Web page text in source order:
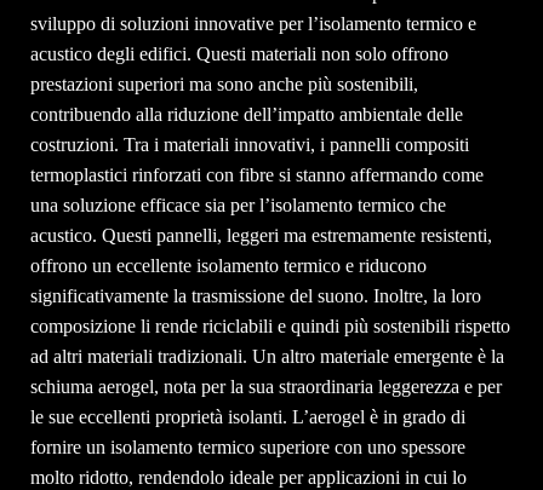
sviluppo di soluzioni innovative per l’isolamento termico e
acustico degli edifici. Questi materiali non solo offrono
prestazioni superiori ma sono anche più sostenibili,
contribuendo alla riduzione dell’impatto ambientale delle
costruzioni. Tra i materiali innovativi, i pannelli compositi
termoplastici rinforzati con fibre si stanno affermando come
una soluzione efficace sia per l’isolamento termico che
acustico. Questi pannelli, leggeri ma estremamente resistenti,
offrono un eccellente isolamento termico e riducono
significativamente la trasmissione del suono. Inoltre, la loro
composizione li rende riciclabili e quindi più sostenibili rispetto
ad altri materiali tradizionali. Un altro materiale emergente è la
schiuma aerogel, nota per la sua straordinaria leggerezza e per
le sue eccellenti proprietà isolanti. L’aerogel è in grado di
fornire un isolamento termico superiore con uno spessore
molto ridotto, rendendolo ideale per applicazioni in cui lo